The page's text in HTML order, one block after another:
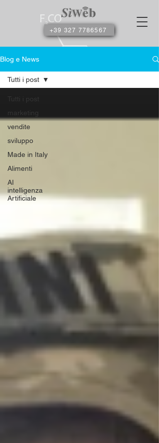
+39 327 7786567
Blog e News
vendite
sviluppo
Made in Italy
Alimenti
AI
intelligenza
Artificiale
Tutti i post